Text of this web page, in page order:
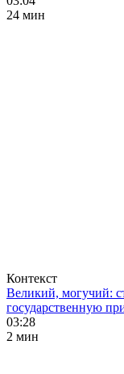
24 мин
Контекст
Великий, могучий:
государственную
03:28
2 мин